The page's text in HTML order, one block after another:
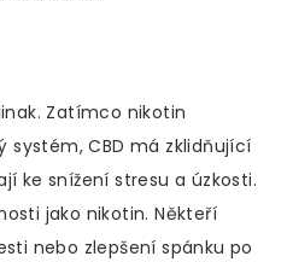
Zatímco nikotin
CBD má zklidňující
ke snížení stresu a úzkosti.
jako nikotin. Někteří
nebo zlepšení spánku po